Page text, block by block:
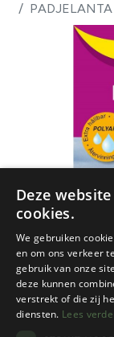
Deze
cookies.
We gebruiken
en om ons verkeer
gebruik van onze
deze kunnen
verstrekt of die zij
diensten. Lees